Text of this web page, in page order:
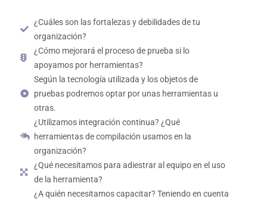
¿Cuáles son las fortalezas y debilidades de tu
organización?
¿Cómo mejorará el proceso de prueba si lo
apoyamos por herramientas?
Según la tecnología utilizada y los objetos de
pruebas podremos optar por unas herramientas u
otras.
¿Utilizamos integración continua? ¿Qué
herramientas de compilación usamos en la
organización?
¿Qué necesitamos para adiestrar al equipo en el uso
de la herramienta?
¿A quién necesitamos capacitar? Teniendo en cuenta